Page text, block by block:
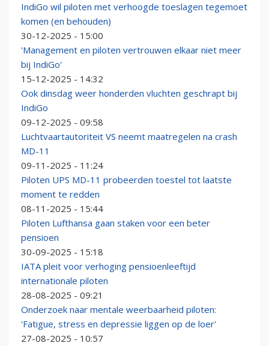
IndiGo wil piloten met verhoogde toeslagen tegemoet
komen (en behouden)
30-12-2025 - 15:00
'Management en piloten vertrouwen elkaar niet meer
bij IndiGo'
15-12-2025 - 14:32
Ook dinsdag weer honderden vluchten geschrapt bij
IndiGo
09-12-2025 - 09:58
Luchtvaartautoriteit VS neemt maatregelen na crash
MD-11
09-11-2025 - 11:24
Piloten UPS MD-11 probeerden toestel tot laatste
moment te redden
08-11-2025 - 15:44
Piloten Lufthansa gaan staken voor een beter
pensioen
30-09-2025 - 15:18
IATA pleit voor verhoging pensioenleeftijd
internationale piloten
28-08-2025 - 09:21
Onderzoek naar mentale weerbaarheid piloten:
'Fatigue, stress en depressie liggen op de loer'
27-08-2025 - 10:57